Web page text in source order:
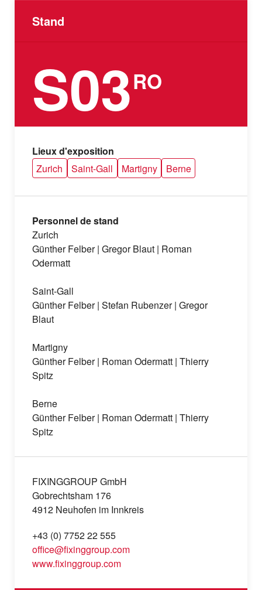
Stand
S03RO
Lieux d'exposition
Zurich
Saint-Gall Martigny Berne
Personnel de stand
Zurich
Günther Felber | Gregor Blaut | Roman
Odermatt
Saint-Gall
Günther Felber | Stefan Rubenzer | Gregor
Blaut
Martigny
Günther Felber | Roman Odermatt | Thierry
Spitz
Berne
Günther Felber | Roman Odermatt | Thierry
Spitz
FIXINGGROUP GmbH
Gobrechtsham 176
4912 Neuhofen im Innkreis
+43 (0) 7752 22 555
office@fixinggroup.com
www.fixinggroup.com